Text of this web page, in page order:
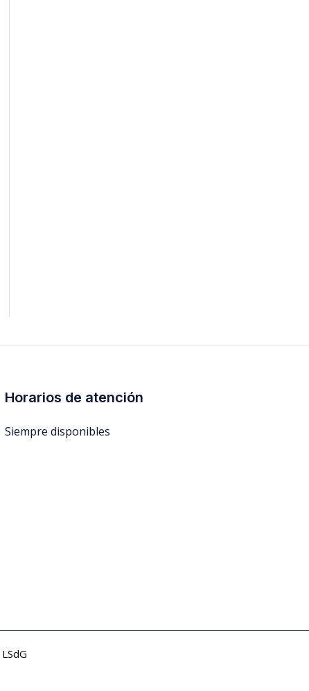
Horarios de atención
Siempre disponibles
LSdG